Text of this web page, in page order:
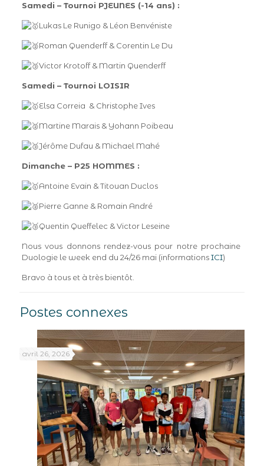
Samedi – Tournoi PJEUNES (-14 ans) :
Lukas Le Runigo & Léon Benvéniste
Roman Quenderff & Corentin Le Du
Victor Krotoff & Martin Quenderff
Samedi – Tournoi LOISIR
Elsa Correia & Christophe Ives
Martine Marais & Yohann Poibeau
Jérôme Dufau & Michael Mahé
Dimanche – P25 HOMMES :
Antoine Evain & Titouan Duclos
Pierre Ganne & Romain André
Quentin Queffelec & Victor Leseine
Nous vous donnons rendez-vous pour notre prochaine
Duologie le week end du 24/26 mai (informationsICI)
Bravo à tous et à très bientôt.
Postes connexes
avril 26, 2026